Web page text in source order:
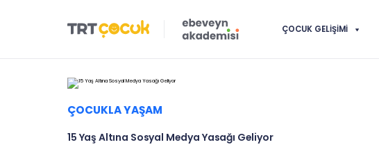
ÇOCUK GELIŞIMI
ÇOCUKLA YAŞAM
15 Yaş Altına Sosyal Medya Yasağı Geliyor